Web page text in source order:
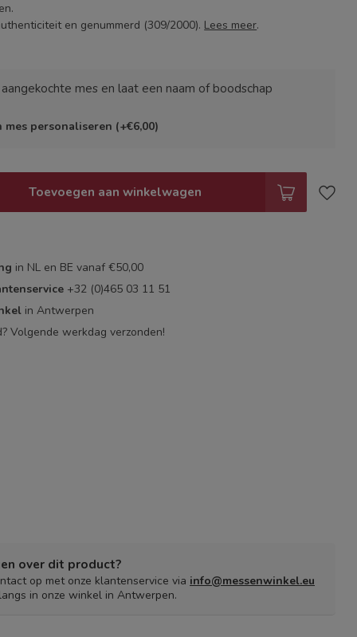
en genummerd (309/2000). Lees meer.
mes en laat een naam of boodschap
mes personaliseren (+€6,00)
Toevoegen aan winkelwagen
in NL en BE vanaf €50,00
+32 (0)465 03 11 51
in Antwerpen
Volgende werkdag verzonden!
over dit product?
op met onze klantenservice via info@messenwinkel.eu
in onze winkel in Antwerpen.